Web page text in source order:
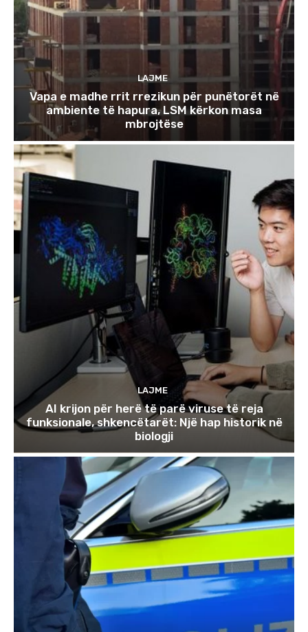
LAJME
Vapa e madhe rrit rrezikun për punëtorët në
ambiente të hapura, LSM kërkon masa
mbrojtëse
LAJME
AI krijon për herë të parë viruse të reja
funksionale, shkencëtarët: Një hap historik në
biologji